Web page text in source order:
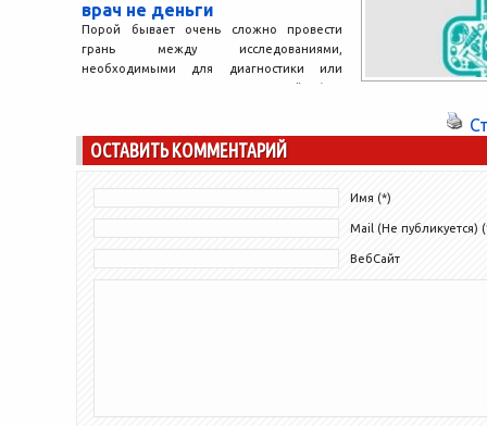
врач не деньги
Порой бывает очень сложно провести
грань между исследованиями,
необходимыми для диагностики или
лечения пациента, и «шнуровкой» (т.е.
ОСТАВИТЬ КОММЕНТАРИЙ
Имя (*)
Mail (Не публикуется)
ВебСайт